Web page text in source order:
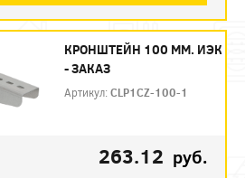
КРОНШТЕЙН 100 ММ. ИЭК
- ЗАКАЗ
Артикул:CLP1CZ-100-1
263.12 руб.